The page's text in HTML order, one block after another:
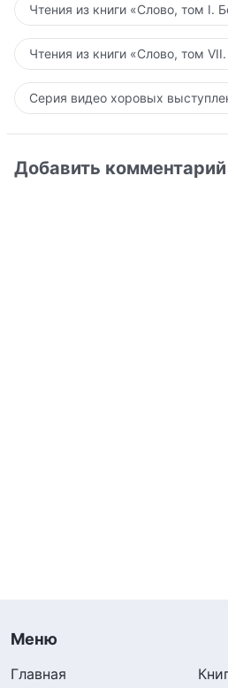
Чтения из книги «Слово, том I.
Чтения из книги «Слово, том
Серия видео хоровых
Добавить комментарий
Меню
Главная